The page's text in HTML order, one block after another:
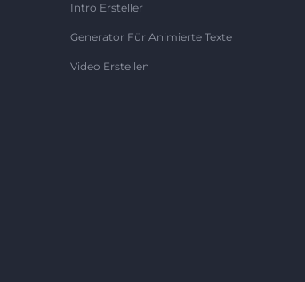
Intro Ersteller
Generator Für Animierte Texte
Video Erstellen